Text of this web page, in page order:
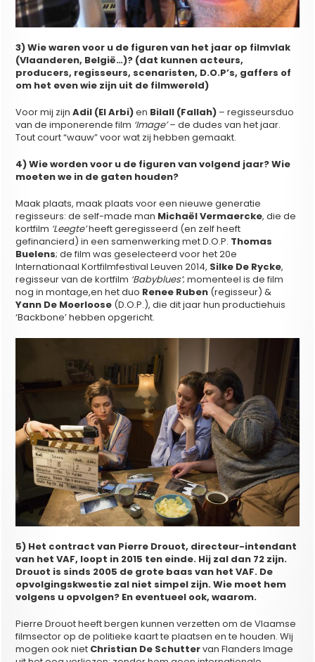
3) Wie waren voor u de figuren van het jaar op filmvlak
(Vlaanderen, België…)? (dat kunnen acteurs,
producers, regisseurs, scenaristen, D.O.P’s, gaffers of
om het even wie zijn uit de filmwereld)
Voor mij zijnAdil (El Arbi)en Bilall (Fallah) – regisseursduo
van de imponerende film ‘Image’– de dudes van het jaar.
Tout court “wauw” voor wat zij hebben gemaakt.
4) Wie worden voor u de figuren van volgend jaar? Wie
moeten we in de gaten houden?
Maak plaats, maak plaats voor een nieuwe generatie
regisseurs: de self-made man Michaël Vermaercke, die de
kortfilm ‘Leegte’heeft geregisseerd (en zelf heeft
gefinancierd) in een samenwerking met D.O.P. Thomas
Buelens; de film was geselecteerd voor het 20e
Internationaal Kortfilmfestival Leuven 2014, Silke De Rycke,
regisseur van de kortfilm ‘Babyblues’; momenteel is de film
nog in montage,en het duo Renee Ruben (regisseur) &
Yann De Moerloose (D.O.P.), die dit jaar hun productiehuis
‘Backbone’ hebben opgericht.
5) Het contract van Pierre Drouot, directeur-intendant
van het VAF, loopt in 2015 ten einde. Hij zal dan 72 zijn.
Drouot is sinds 2005 de grote baas van het VAF. De
opvolgingskwestie zal niet simpel zijn. Wie moet hem
volgens u opvolgen? En eventueel ook, waarom.
Pierre Drouot heeft bergen kunnen verzetten om de Vlaamse
filmsector op de politieke kaart te plaatsen en te houden. Wij
mogen ook niet Christian De Schuttervan Flanders Image